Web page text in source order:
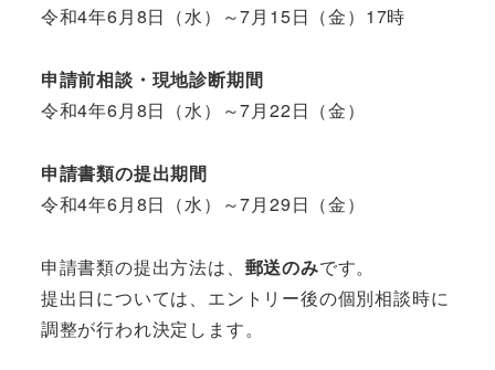
令和4年6月8日（水）～7月15日（金）17時
申請前相談・現地診断期間
令和4年6月8日（水）～7月22日（金）
申請書類の提出期間
令和4年6月8日（水）～7月29日（金）
申請書類の提出方法は、 郵送のみです。
提出日については、エントリー後の個別相談時に
調整が行われ決定します。